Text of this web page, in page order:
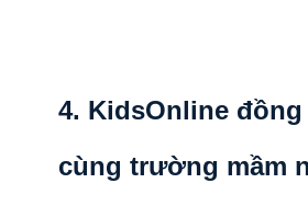
4. KidsOnline đồng
cùng trường mầm